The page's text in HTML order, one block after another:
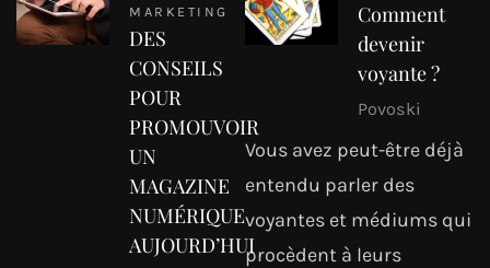
MARKETING
DES
CONSEILS
POUR
PROMOUVOIR
UN
MAGAZINE
NUMÉRIQUE
AUJOURD’HUI
Comment
devenir
voyante ?
Povoski
Vous avez peut-être déjà
entendu parler des
voyantes et médiums qui
procèdent à leurs